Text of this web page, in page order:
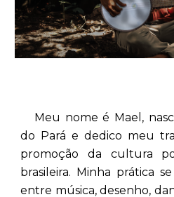
Meu nome é Mael,
do Pará e dedico meu
promoção da cultura
brasileira. Minha prática
entre música, desenho,